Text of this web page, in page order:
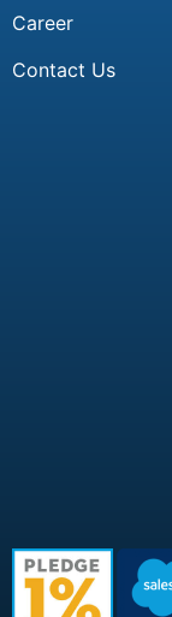
Career
Contact Us